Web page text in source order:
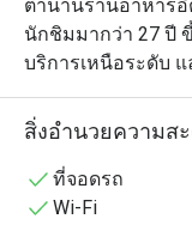
ตำนานร้านอาหารอิ
นักชิมมากว่า 27 ปี
บริการเหนือระดับ
ตลอดหลายปีที่ผ่าน
จากหลากภูมิภาคข
รอสซินีส์ มอบประส
มรดกทางรสชาติ ถ่
สิ่งอำนวยความส
ที่จอดรถ
Wi-Fi